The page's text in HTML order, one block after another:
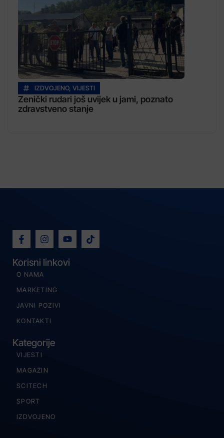
IZDVOJENO, VIJESTI
Zenički rudari još uvijek u jami, poznato
zdravstveno stanje
Korisni linkovi
O NAMA
MARKETING
JAVNI POZIVI
KONTAKTI
Kategorije
VIJESTI
MAGAZIN
SCITECH
SPORT
IZDVOJENO